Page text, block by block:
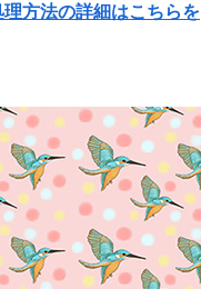
方法の詳細はこちらを